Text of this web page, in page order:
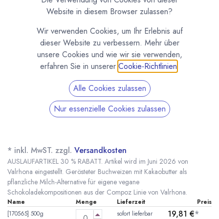
Buchweizen Basis (Vegan) Compoz von
* inkl. MwST. zzgl. Versandkosten
AUSLAUFARTIKEL 30 % RABATT. Artikel wird im Juni 2026 von
Valrhona eingestellt. Gerösteter Buchweizen mit Kakaobutter als
pflanzliche Milch-Alternative für eigene vegane
Schokoladekompositionen aus der Compoz Linie von Valrhona.
Name Menge Lieferzeit
Preis
[170565] 500g
sofort lieferbar 19,81 €*
Website in diesem Browser zulassen?
Wir verwenden Cookies, um Ihr Erlebnis auf
dieser Website zu verbessern. Mehr über
unsere Cookies und wie wir sie verwenden,
erfahren Sie in unserer Cookie-Richtlinien
Alle Cookies zulassen
Nur essenzielle Cookies zulassen